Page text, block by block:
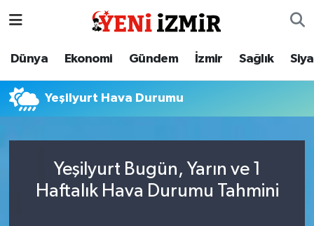
Dünya Ekonomi Gündem İzmir Sağlık
Yeşilyurt Hava Durumu
Yeşilyurt Bugün, Yarın ve 1
Haftalık Hava Durumu Tahmini
Dünya
İzmir
Sağlık
İzmir Nöbetçi Eczaneler
İzmir Trafik Yoğunluk Haritası
Süper Lig Puan Durumu ve Fikstür